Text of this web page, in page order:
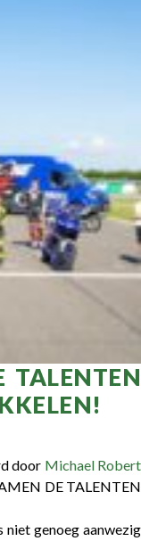
TALENTEN
door Michael Robert
DE TALENTEN
genoeg aanwezig